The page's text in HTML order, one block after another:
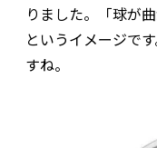
りました。「球が
というイメージで
すね。